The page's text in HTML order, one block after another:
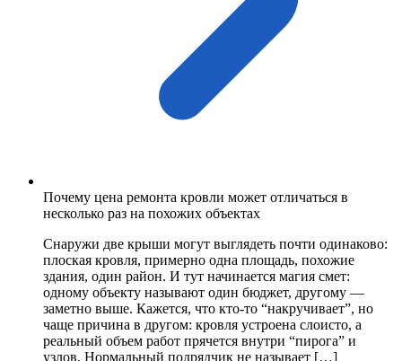
Почему цена ремонта кровли может отличаться в
несколько раз на похожих объектах
Снаружи две крыши могут выглядеть почти одинаково:
плоская кровля, примерно одна площадь, похожие
здания, один район. И тут начинается магия смет:
одному объекту называют один бюджет, другому —
заметно выше. Кажется, что кто-то “накручивает”, но
чаще причина в другом: кровля устроена слоисто, а
реальный объем работ прячется внутри “пирога” и
узлов. Нормальный подрядчик не называет […]